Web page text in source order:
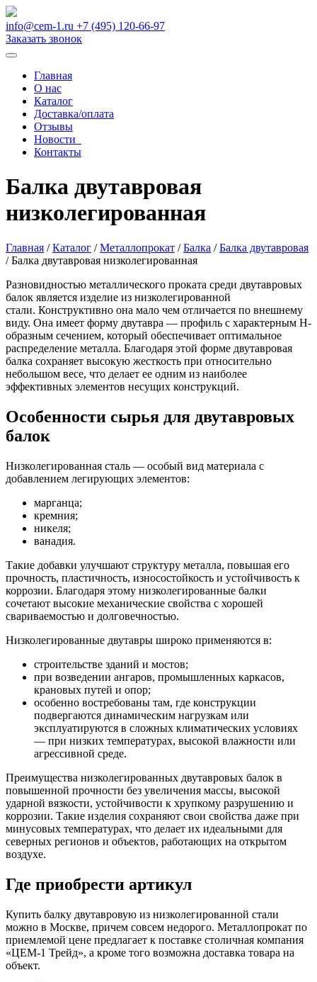
info@cem-1.ru +7 (495) 120-66-97
Заказать звонок
Главная
О нас
Каталог
Доставка/оплата
Отзывы
Новости
Контакты
Балка двутавровая
низколегированная
Главная / Каталог / Металлопрокат / Балка / Балка двутавровая
/ Балка двутавровая низколегированная
Разновидностью металлического проката среди двутавровых
балок является изделие из низколегированной
стали. Конструктивно она мало чем отличается по внешнему
виду. Она имеет форму двутавра — профиль с характерным Н-
образным сечением, который обеспечивает оптимальное
распределение металла. Благодаря этой форме двутавровая
балка сохраняет высокую жесткость при относительно
небольшом весе, что делает ее одним из наиболее
эффективных элементов несущих конструкций.
Особенности сырья для двутавровых
балок
Низколегированная сталь — особый вид материала с
добавлением легирующих элементов:
марганца;
кремния;
никеля;
ванадия.
Такие добавки улучшают структуру металла, повышая его
прочность, пластичность, износостойкость и устойчивость к
коррозии. Благодаря этому низколегированные балки
сочетают высокие механические свойства с хорошей
свариваемостью и долговечностью.
Низколегированные двутавры широко применяются в:
строительстве зданий и мостов;
при возведении ангаров, промышленных каркасов,
крановых путей и опор;
особенно востребованы там, где конструкции
подвергаются динамическим нагрузкам или
эксплуатируются в сложных климатических условиях
— при низких температурах, высокой влажности или
агрессивной среде.
Преимущества низколегированных двутавровых балок в
повышенной прочности без увеличения массы, высокой
ударной вязкости, устойчивости к хрупкому разрушению и
коррозии. Такие изделия сохраняют свои свойства даже при
минусовых температурах, что делает их идеальными для
северных регионов и объектов, работающих на открытом
воздухе.
Где приобрести артикул
Купить балку двутавровую из низколегированной стали
можно в Москве, причем совсем недорого. Металлопрокат по
приемлемой цене предлагает к поставке столичная компания
«ЦЕМ-1 Трейд», а кроме того возможна доставка товара на
объект.